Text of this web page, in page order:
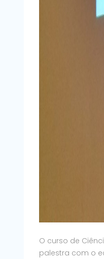
O curso de
palestra com o